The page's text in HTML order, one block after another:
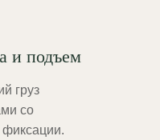
и подъем
груз
со